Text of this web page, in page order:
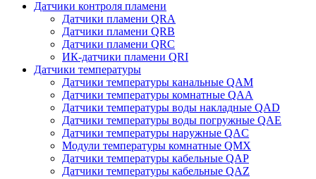
Датчики контроля пламени
Датчики пламени QRA
Датчики пламени QRB
Датчики пламени QRC
ИК-датчики пламени QRI
Датчики температуры
Датчики температуры канальные QAM
Датчики температуры комнатные QAA
Датчики температуры воды накладные QAD
Датчики температуры воды погружные QAE
Датчики температуры наружные QAC
Модули температуры комнатные QMX
Датчики температуры кабельные QAP
Датчики температуры кабельные QAZ